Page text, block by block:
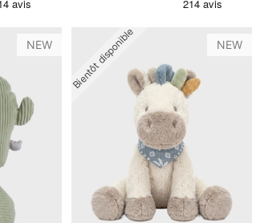
NEW Bientôt disponible NEW